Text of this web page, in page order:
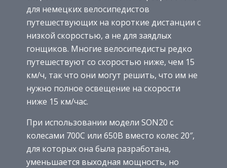
для немецких велосипедистов
путешествующих на короткие дистанции с
низкой скоростью, а не для заядлых
гонщиков. Многие велосипедисты редко
путешествуют со скоростью ниже, чем 15
км/ч, так что они могут решить, что им не
нужно полное освещение на скорости
ниже 15 км/час.
При использовании модели SON20 с
колесами 700C или 650B вместо колес 20″,
для которых она была разработана,
уменьшается выходная мощность, но